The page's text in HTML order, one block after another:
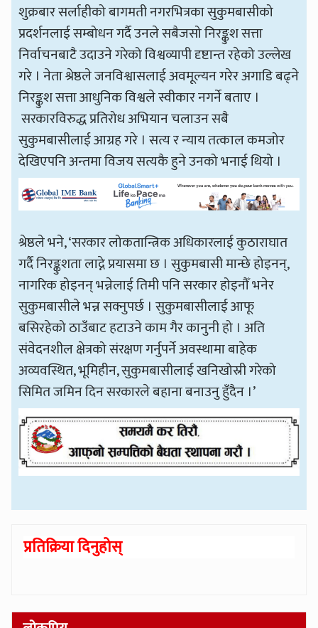
शुक्रबार सर्लाहीको बागमती नगरभित्रका सुकुमबासीको
प्रदर्शनलाई सम्बोधन गर्दै उनले सबैजसो निरङ्कुश सत्ता
निर्वाचनबाटै उदाउने गरेको विश्वव्यापी दृष्टान्त रहेको उल्लेख
गरे । नेता श्रेष्ठले जनविश्वासलाई अवमूल्यन गरेर अगाडि बढ्ने
निरङ्कुश सत्ता आधुनिक विश्वले स्वीकार नगर्ने बताए ।
सरकारविरुद्ध प्रतिरोध अभियान चलाउन सबै
सुकुमबासीलाई आग्रह गरे । सत्य र न्याय तत्काल कमजोर
देखिएपनि अन्तमा विजय सत्यकै हुने उनको भनाई थियो ।
श्रेष्ठले भने, ‘सरकार लोकतान्त्रिक अधिकारलाई कुठाराघात
गर्दै निरङ्कुशता लाद्ने प्रयासमा छ । सुकुमबासी मान्छे होइनन्,
नागरिक होइनन् भन्नेलाई तिमी पनि सरकार होइनौँ भनेर
सुकुमबासीले भन्न सक्नुपर्छ । सुकुमबासीलाई आफू
बसिरहेको ठाउँबाट हटाउने काम गैर कानुनी हो । अति
संवेदनशील क्षेत्रको संरक्षण गर्नुपर्ने अवस्थामा बाहेक
अव्यवस्थित, भूमिहीन, सुकुमबासीलाई खनिखोस्री गरेको
सिमित जमिन दिन सरकारले बहाना बनाउनु हुँदैन ।’
प्रतिक्रिया दिनुहोस्